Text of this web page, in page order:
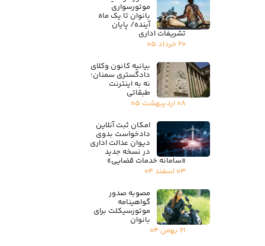
موتورسواری
بانوان تا یک ماه
آینده/ پایان
تشریفات اداری
۲۰ خرداد ۰۵
بیانیه کانون وکلای
دادگستری سمنان؛
نه به اینترنت
طبقاتی
۰۸ اردیبهشت ۰۵
امکان ثبت آنلاین
دادخواست بدوی
دیوان عدالت اداری
در نسخه جدید
«سامانه خدمات قضایی»
۰۳ اسفند ۰۴
مصوبه صدور
گواهینامه
موتورسیکلت برای
بانوان
۲۱ بهمن ۰۴